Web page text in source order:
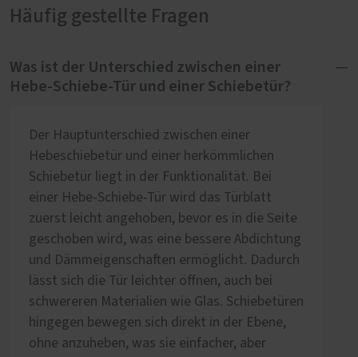
Häufig gestellte Fragen
Was ist der Unterschied zwischen einer
Hebe-Schiebe-Tür und einer Schiebetür?
Der Hauptunterschied zwischen einer
Hebeschiebetür und einer herkömmlichen
Schiebetür liegt in der Funktionalität. Bei
einer Hebe-Schiebe-Tür wird das Türblatt
zuerst leicht angehoben, bevor es in die Seite
geschoben wird, was eine bessere Abdichtung
und Dämmeigenschaften ermöglicht. Dadurch
lässt sich die Tür leichter öffnen, auch bei
schwereren Materialien wie Glas. Schiebetüren
hingegen bewegen sich direkt in der Ebene,
ohne anzuheben, was sie einfacher, aber